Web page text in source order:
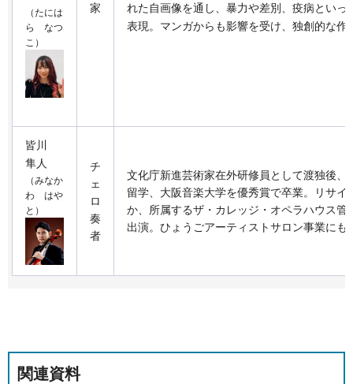
（たには
ら なつ
こ）
家
れた自画像を通し、暴力や差別、疫病とい
表現。マンガからも影響を受け、独創的な作
皆川
隼人
（みなか
わ はや
と）
チ
ェ
ロ
奏
者
文化庁新進芸術家在外研修員として渡独後
留学、大阪音楽大学を優秀賞で卒業。リサ
か、所属するザ・カレッジ・オペラハウス
出演。ひょうごアーティストサロン事業にも
関連資料